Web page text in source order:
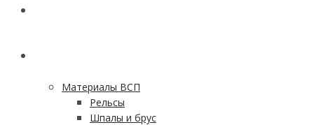
Материалы ВСП
Рельсы
Шпалы и брус